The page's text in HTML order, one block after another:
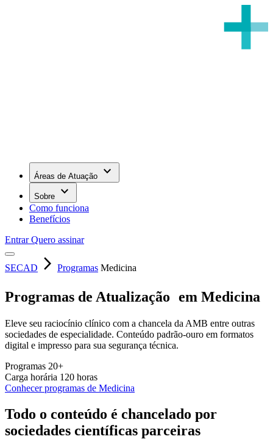
Áreas de Atuação keyboard_arrow_down
Sobre keyboard_arrow_down
Como funciona
Benefícios
EntrarQuero assinar
SECAD arrow_forward_ios Programas Medicina
Programas de Atualização em Medicina
Eleve seu raciocínio clínico com a chancela da AMB entre outras
sociedades de especialidade. Conteúdo padrão-ouro em formatos
digital e impresso para sua segurança técnica.
Programas 20+
Carga horária 120 horas
Conhecer programas de Medicina
Todo o conteúdo é chancelado por
sociedades científicas parceiras